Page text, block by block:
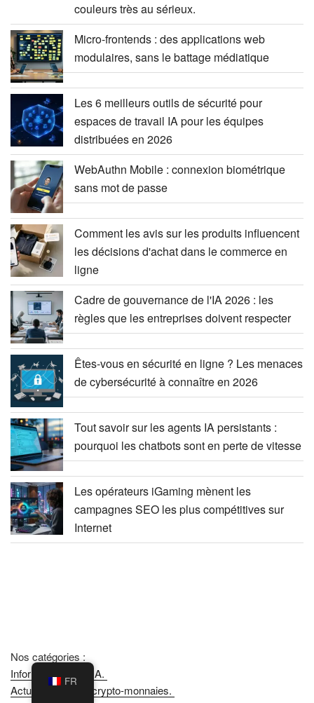
couleurs très au sérieux.
Micro-frontends : des applications web
modulaires, sans le battage médiatique
Les 6 meilleurs outils de sécurité pour
espaces de travail IA pour les équipes
distribuées en 2026
WebAuthn Mobile : connexion biométrique
sans mot de passe
Comment les avis sur les produits influencent
les décisions d'achat dans le commerce en
ligne
Cadre de gouvernance de l'IA 2026 : les
règles que les entreprises doivent respecter
Êtes-vous en sécurité en ligne ? Les menaces
de cybersécurité à connaître en 2026
Tout savoir sur les agents IA persistants :
pourquoi les chatbots sont en perte de vitesse
Les opérateurs iGaming mènent les
campagnes SEO les plus compétitives sur
Internet
Nos catégories :
Informations sur l'IA.
Actualités sur les crypto-monnaies.
FR